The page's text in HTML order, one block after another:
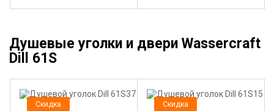
Душевые уголки и двери Wassercraft
Dill 61S
Скидка Скидка